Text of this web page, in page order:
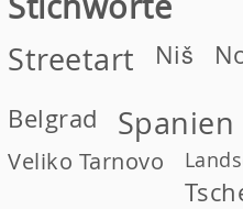
Streetart Niš
Belgrad Spanien
Veliko Tarnovo